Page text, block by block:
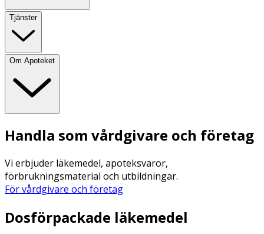
Tjänster
Om Apoteket
Handla som vårdgivare och företag
Vi erbjuder läkemedel, apoteksvaror,
förbrukningsmaterial och utbildningar.
För vårdgivare och företag
Dosförpackade läkemedel